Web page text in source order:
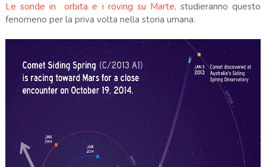
Le sonde in orbita e i roving su Marte, studieranno questo
fenomeno per la priva volta nella storia umana.